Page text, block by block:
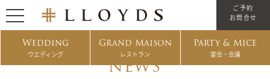
Wedding
ウエディング
Grand Maison
レストラン
Party & Mice
宴会・会議
ご予約
お問合せ
NEWS